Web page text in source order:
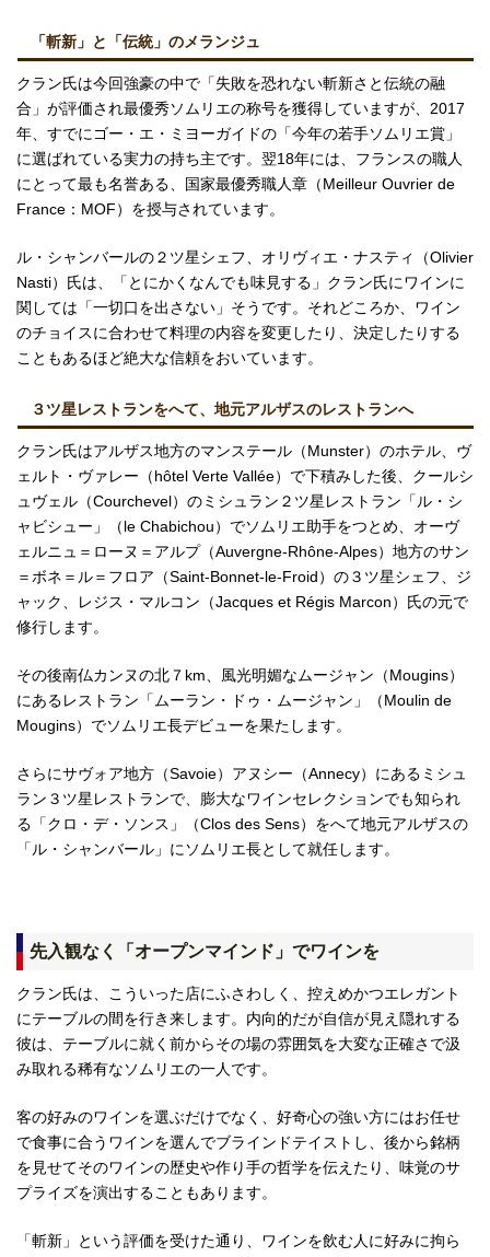
「斬新」と「伝統」のメランジュ
クラン氏は今回強豪の中で「失敗を恐れない斬新さと伝統の融
合」が評価され最優秀ソムリエの称号を獲得していますが、2017
年、すでにゴー・エ・ミヨーガイドの「今年の若手ソムリエ賞」
に選ばれている実力の持ち主です。翌18年には、フランスの職人
にとって最も名誉ある、国家最優秀職人章（Meilleur Ouvrier de
France：MOF）を授与されています。
ル・シャンバールの２ツ星シェフ、オリヴィエ・ナスティ（Olivier
Nasti）氏は、「とにかくなんでも味見する」クラン氏にワインに
関しては「一切口を出さない」そうです。それどころか、ワイン
のチョイスに合わせて料理の内容を変更したり、決定したりする
こともあるほど絶大な信頼をおいています。
３ツ星レストランをへて、地元アルザスのレストランへ
クラン氏はアルザス地方のマンステール（Munster）のホテル、ヴ
ェルト・ヴァレー（hôtel Verte Vallée）で下積みした後、クールシ
ュヴェル（Courchevel）のミシュラン２ツ星レストラン「ル・シ
ャビシュー」（le Chabichou）でソムリエ助手をつとめ、オーヴ
ェルニュ＝ローヌ＝アルプ（Auvergne-Rhône-Alpes）地方のサン
＝ボネ＝ル＝フロア（Saint-Bonnet-le-Froid）の３ツ星シェフ、ジ
ャック、レジス・マルコン（Jacques et Régis Marcon）氏の元で
修行します。
その後南仏カンヌの北７km、風光明媚なムージャン（Mougins）
にあるレストラン「ムーラン・ドゥ・ムージャン」（Moulin de
Mougins）でソムリエ長デビューを果たします。
さらにサヴォア地方（Savoie）アヌシー（Annecy）にあるミシュ
ラン３ツ星レストランで、膨大なワインセレクションでも知られ
る「クロ・デ・ソンス」（Clos des Sens）をへて地元アルザスの
「ル・シャンバール」にソムリエ長として就任します。
先入観なく「オープンマインド」でワインを
クラン氏は、こういった店にふさわしく、控えめかつエレガント
にテーブルの間を行き来します。内向的だが自信が見え隠れする
彼は、テーブルに就く前からその場の雰囲気を大変な正確さで汲
み取れる稀有なソムリエの一人です。
客の好みのワインを選ぶだけでなく、好奇心の強い方にはお任せ
で食事に合うワインを選んでブラインドテイストし、後から銘柄
を見せてそのワインの歴史や作り手の哲学を伝えたり、味覚のサ
プライズを演出することもあります。
「斬新」という評価を受けた通り、ワインを飲む人に好みに拘ら